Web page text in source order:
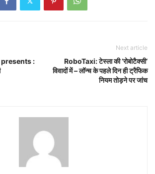
:
Next article
RoboTaxi: टेस्ला की ‘रोबोटैक्सी’
विवादों में – लॉन्च के पहले दिन ही ट्रैफिक
नियम तोड़ने पर जांच